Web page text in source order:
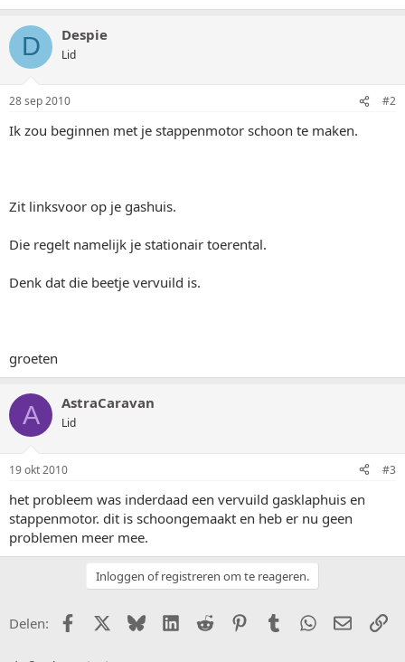
D Despie
Lid
28 sep 2010 #2
Ik zou beginnen met je stappenmotor schoon te maken.
Zit linksvoor op je gashuis.
Die regelt namelijk je stationair toerental.
Denk dat die beetje vervuild is.
groeten
A AstraCaravan
Lid
19 okt 2010 #3
het probleem was inderdaad een vervuild gasklaphuis en
stappenmotor. dit is schoongemaakt en heb er nu geen
problemen meer mee.
Inloggen of registreren om te reageren.
Delen: FacebookX (Twitter)
BlueskyLinkedIn
Reddit PinterestTumblr WhatsApp
E-mail